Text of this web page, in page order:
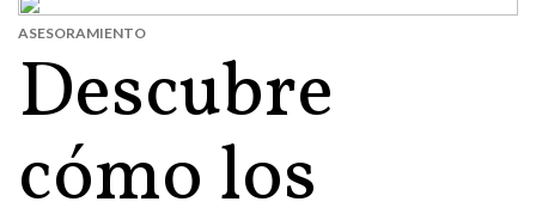
Descubre
cómo los
ASESORAMIENTO